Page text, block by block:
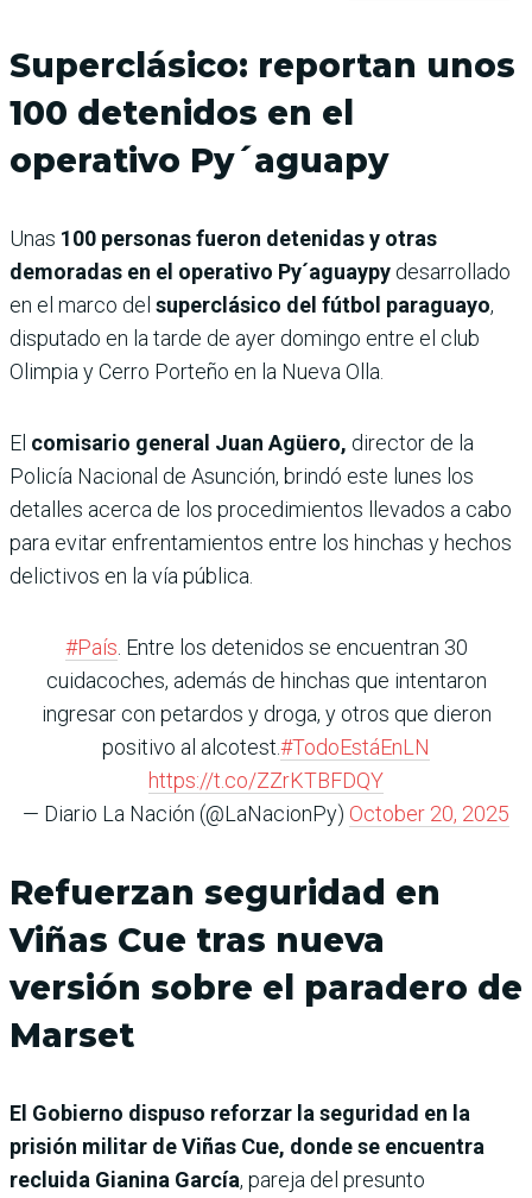
Superclásico: reportan unos
100 detenidos en el
operativo Py´aguapy
Unas 100 personas fueron detenidas y otras
demoradas en el operativo Py´aguaypy desarrollado
en el marco del superclásico del fútbol paraguayo,
disputado en la tarde de ayer domingo entre el club
Olimpia y Cerro Porteño en la Nueva Olla.
El comisario general Juan Agüero, director de la
Policía Nacional de Asunción, brindó este lunes los
detalles acerca de los procedimientos llevados a cabo
para evitar enfrentamientos entre los hinchas y hechos
delictivos en la vía pública.
#País . Entre los detenidos se encuentran 30
cuidacoches, además de hinchas que intentaron
ingresar con petardos y droga, y otros que dieron
positivo al alcotest.#TodoEstáEnLN
https://t.co/ZZrKTBFDQY
— Diario La Nación (@LaNacionPy) October 20, 2025
Refuerzan seguridad en
Viñas Cue tras nueva
versión sobre el paradero de
Marset
El Gobierno dispuso reforzar la seguridad en la
prisión militar de Viñas Cue, donde se encuentra
recluida Gianina García, pareja del presunto